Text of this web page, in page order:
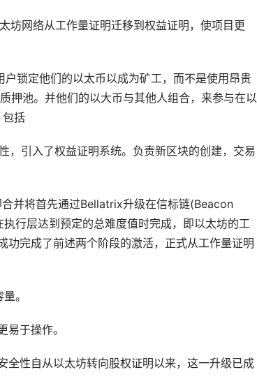
坊网络从工作量证明迁移到权益证明，使项目更
锁定他们的以太币以成为矿工，而不是使用昂贵
押池。并他们的以大币与其他人组合，来参与在以
包括
，引入了权益证明系统。负责新区块的创建，交易
并将首先通过Bellatrix升级在信标链(Beacon
行层达到预定的总难度值时完成，即以太坊的工
完成了前述两个阶段的激活，正式从工作量证明
。
于操作。
全性自从以太坊转向股权证明以来，这一升级已成